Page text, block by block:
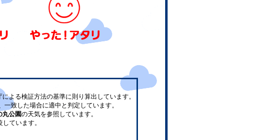
よる検証方法の基準に則り算出しています。
一致した場合に適中と判定しています。
丸公園の天気を参照しています。
ています。